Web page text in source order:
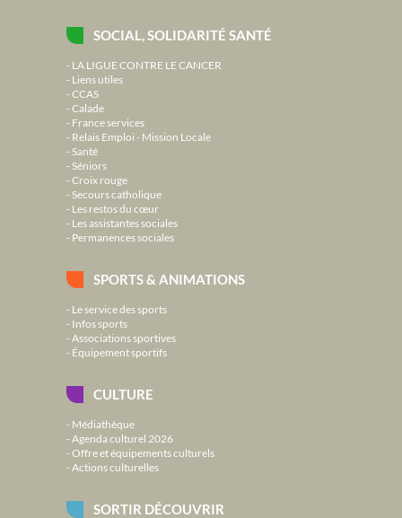
SOCIAL, SOLIDARITÉ SANTÉ
LA LIGUE CONTRE LE CANCER
Liens utiles
CCAS
Calade
France services
Relais Emploi - Mission Locale
Santé
Séniors
Croix rouge
Secours catholique
Les restos du cœur
Les assistantes sociales
Permanences sociales
SPORTS & ANIMATIONS
Le service des sports
Infos sports
Associations sportives
Équipement sportifs
CULTURE
Médiathèque
Agenda culturel 2026
Offre et équipements culturels
Actions culturelles
SORTIR DÉCOUVRIR